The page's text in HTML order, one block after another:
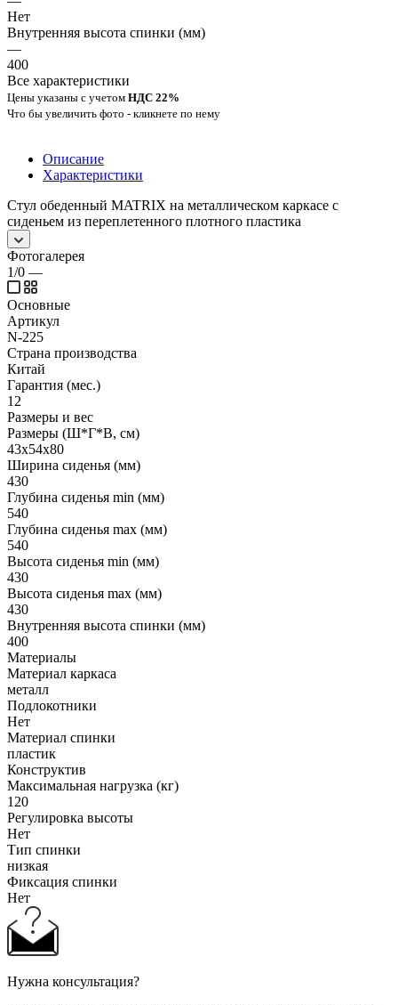
Нет
Внутренняя высота спинки (мм)
—
400
Все характеристики
Цены указаны с учетом НДС 22%
Что бы увеличить фото - кликнете по нему
Описание
Характеристики
Стул обеденный MATRIX на металлическом каркасе с
сиденьем из переплетенного плотного пластика
Фотогалерея
1/0 —
Основные
Артикул
N-225
Страна производства
Китай
Гарантия (мес.)
12
Размеры и вес
Размеры (Ш*Г*В, см)
43x54x80
Ширина сиденья (мм)
430
Глубина сиденья min (мм)
540
Глубина сиденья max (мм)
540
Высота сиденья min (мм)
430
Высота сиденья max (мм)
430
Внутренняя высота спинки (мм)
400
Материалы
Материал каркаса
металл
Подлокотники
Нет
Материал спинки
пластик
Конструктив
Максимальная нагрузка (кг)
120
Регулировка высоты
Нет
Тип спинки
низкая
Фиксация спинки
Нет
Нужна консультация?